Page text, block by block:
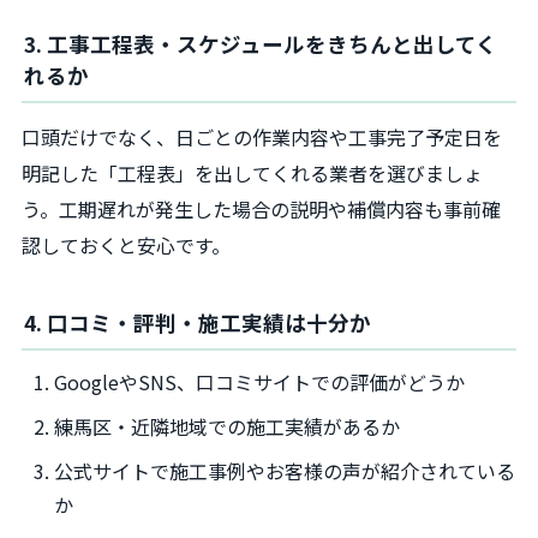
3. 工事工程表・スケジュールをきちんと出してく
れるか
口頭だけでなく、日ごとの作業内容や工事完了予定日を
明記した「工程表」を出してくれる業者を選びましょ
う。工期遅れが発生した場合の説明や補償内容も事前確
認しておくと安心です。
4. 口コミ・評判・施工実績は十分か
GoogleやSNS、口コミサイトでの評価がどうか
練馬区・近隣地域での施工実績があるか
公式サイトで施工事例やお客様の声が紹介されている
か